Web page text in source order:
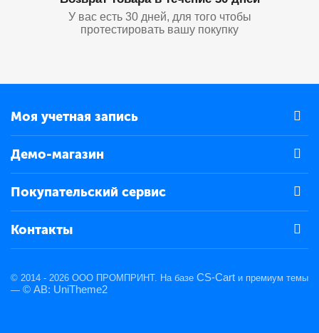
У вас есть 30 дней, для того чтобы
протестировать вашу покупку
Моя учетная запись
Демо-магазин
Покупательский сервис
Контакты
© 2014 - 2026 ООО ПРОМПРИНТ. На базе CS-Cart и премиум темы
— © AB: UniTheme2